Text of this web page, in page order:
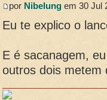
por Nibelung em 30 Jul
Eu te explico o
E é sacanagem,
outros dois metem